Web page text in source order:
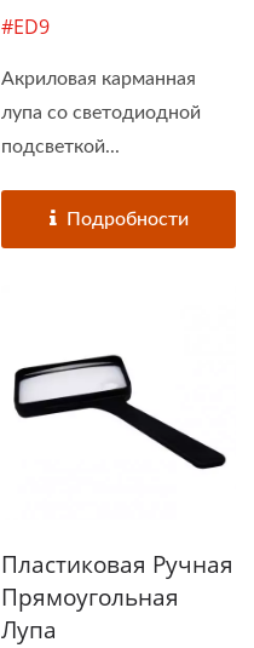
#ED9
Акриловая карманная
лупа со светодиодной
подсветкой...
Подробности
Пластиковая Ручная
Прямоугольная
Лупа